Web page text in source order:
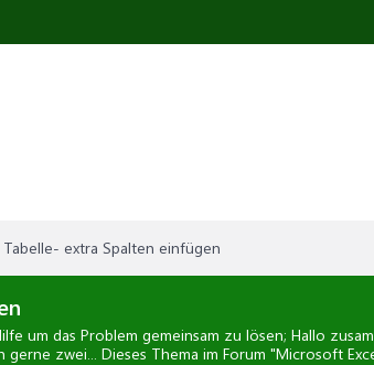
extra Spalten einfügen
um das Problem gemeinsam zu lösen; Hallo
zwei... Dieses Thema im Forum "Microsoft